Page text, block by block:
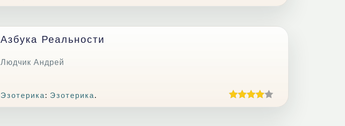
Азбука Реальности
Людчик Андрей
Эзотерика: Эзотерика.